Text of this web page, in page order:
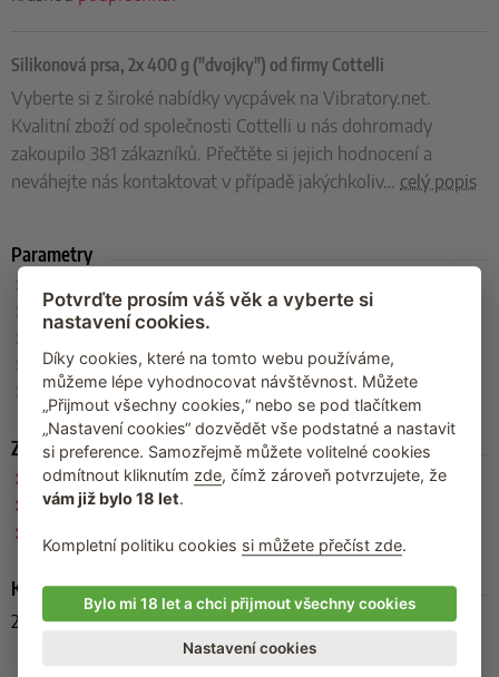
Silikonová prsa, 2x 400 g ("dvojky") od firmy Cottelli
Vyberte si z široké nabídky vycpávek na Vibratory.net.
Kvalitní zboží od společnosti Cottelli u nás dohromady
zakoupilo 381 zákazníků. Přečtěte si jejich hodnocení a
neváhejte nás kontaktovat v případě jakýchkoliv… celý popis
Parametry
Hmotnost: 2x 400 g
Materiál: silikon
Výrobce: Cottelli(Německo)
Zařazeno
Cottelli
Vycpávky
Kód produktu
24605565001
Potvrďte prosím váš věk a vyberte si
nastavení cookies.
Díky cookies, které na tomto webu používáme,
můžeme lépe vyhodnocovat návštěvnost. Můžete
„Přijmout všechny cookies,“ nebo se pod tlačítkem
„Nastavení cookies“ dozvědět vše podstatné a nastavit
si preference. Samozřejmě můžete volitelné cookies
odmítnout kliknutím zde, čímž zároveň potvrzujete, že
vám již bylo 18 let.
Kompletní politiku cookies si můžete přečíst zde.
Bylo mi 18 let a chci přijmout všechny cookies
Nastavení cookies